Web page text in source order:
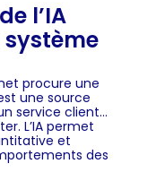
l’IA
procure une
une source
service client…
L’IA permet
et
des